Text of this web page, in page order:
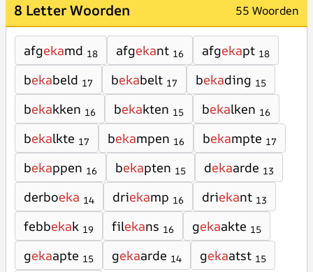
8 Letter Woorden 55 Woorden
afgekamd 18 afgekant 16 afgekapt 18
bekabeld 17 bekabelt 17 bekading 15
bekakken 16 bekakten 15 bekalken 16
bekalkte 17 bekampen 16 bekampte 17
bekappen 16 bekapten 15 dekaarde 13
derboeka 14 driekamp 16 driekant 13
febbekak 19 filekans 16 gekaakte 15
gekaapte 15 gekaarde 14 gekaatst 15